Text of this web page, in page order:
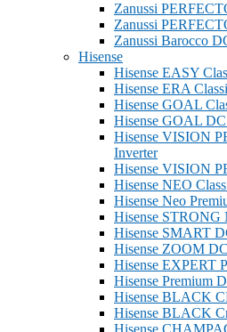
Zanussi
Zanussi
Zanussi Barocco
Hisense
Hisense EASY
Hisense ERA
Hisense GOAL
Hisense GOAL
Hisense VISION
Inverter
Hisense VISION
Hisense NEO
Hisense Neo
Hisense STRONG
Hisense SMART
Hisense ZOOM
Hisense EXPERT
Hisense Premium
Hisense BLACK
Hisense BLACK
Hisense